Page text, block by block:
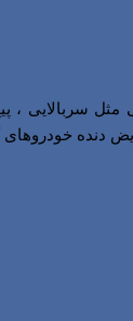
مثل سربالایی
دنده خودروهای